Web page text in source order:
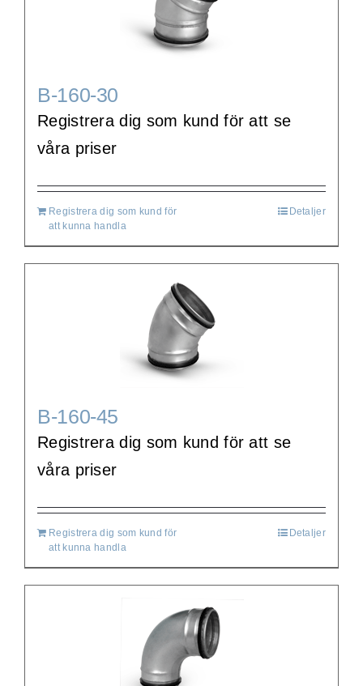
B-160-30
Registrera dig som kund för att se
våra priser
Registrera dig som kund för
att kunna handla
Detaljer
B-160-45
Registrera dig som kund för att se
våra priser
Registrera dig som kund för
att kunna handla
Detaljer